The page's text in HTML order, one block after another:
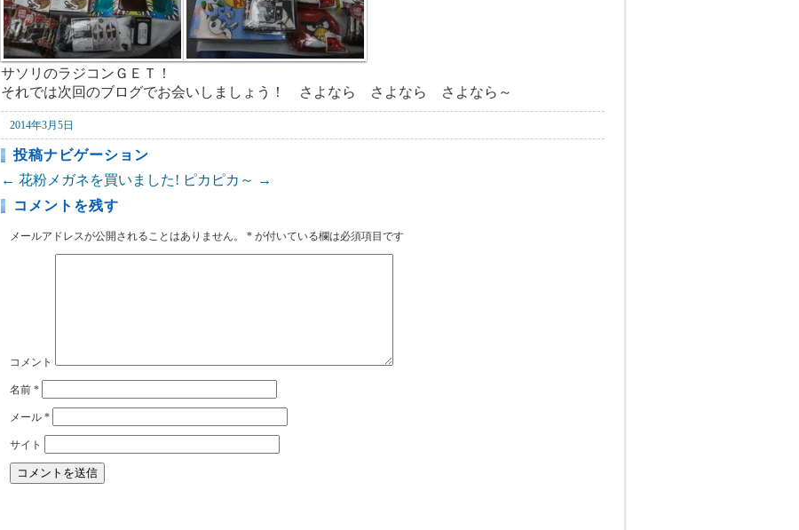
サソリのラジコンＧＥＴ！
それでは次回のブログでお会いしましょう！ さよなら さよなら さよなら～
2014年3月5日
投稿ナビゲーション
← 花粉メガネを買いました! ピカピカ～ →
コメントを残す
メールアドレスが公開されることはありません。 * が付いている欄は必須項目です
コメント
名前 *
メール *
サイト